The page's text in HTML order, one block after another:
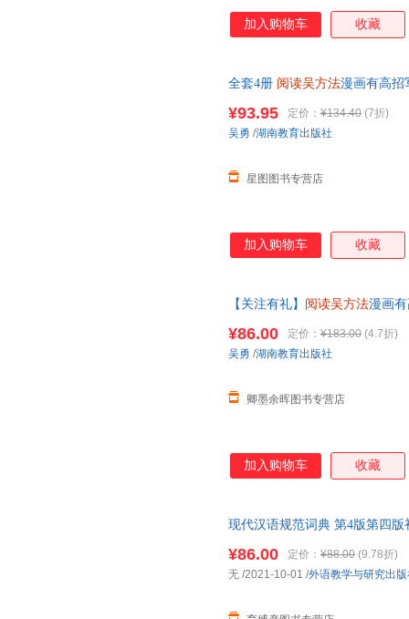
加入购物车 收藏
全套4册 阅读吴方法漫画有高招
¥93.95 定价： ¥134.40 (7折)
星图图书专营店
吴勇 /湖南教育出版社
加入购物车 收藏
【关注有礼】 阅读吴方法漫画
¥86.00 定价： ¥183.00 (4.7折)
卿墨余晖图书专营店
吴勇 /湖南教育出版社
加入购物车 收藏
现代汉语规范词典 第4版第四
¥86.00 定价： ¥88.00 (9.78折)
无 /2021-10-01 /外语教学与研究出